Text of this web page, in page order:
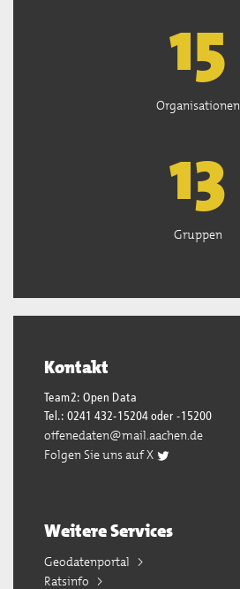
15
Organisationen
13
Gruppen
Kontakt
Team2: Open Data
Tel.: 0241 432-15204 oder -15200
offenedaten@mail.aachen.de
Folgen Sie uns auf X
Weitere Services
Geodatenportal
Ratsinfo